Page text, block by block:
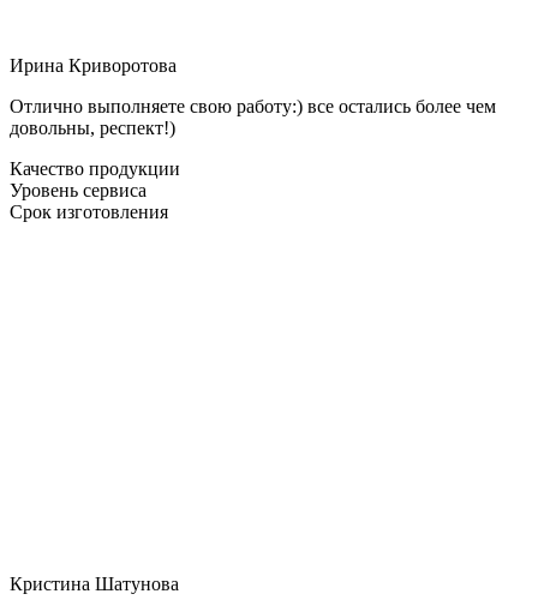
Ирина Криворотова
Отлично выполняете свою работу:) все остались более чем
довольны, респект!)
Качество продукции
Уровень сервиса
Срок изготовления
Кристина Шатунова